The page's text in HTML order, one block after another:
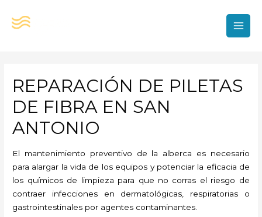
REPARACIÓN DE PILETAS
DE FIBRA EN SAN
ANTONIO
El mantenimiento preventivo de la alberca es necesario
para alargar la vida de los equipos y potenciar la eficacia de
los químicos de limpieza para que no corras el riesgo de
contraer infecciones en dermatológicas, respiratorias o
gastrointestinales por agentes contaminantes.